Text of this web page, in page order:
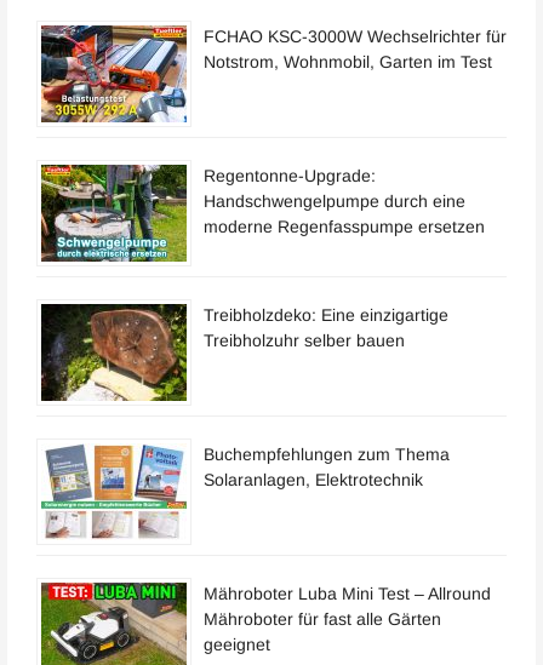
FCHAO KSC-3000W Wechselrichter für
Notstrom, Wohnmobil, Garten im Test
Regentonne-Upgrade:
Handschwengelpumpe durch eine
moderne Regenfasspumpe ersetzen
Treibholzdeko: Eine einzigartige
Treibholzuhr selber bauen
Buchempfehlungen zum Thema
Solaranlagen, Elektrotechnik
Mähroboter Luba Mini Test – Allround
Mähroboter für fast alle Gärten
geeignet